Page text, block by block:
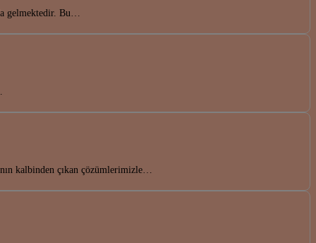
gelmektedir. Bu…
kalbinden çıkan çözümlerimizle…